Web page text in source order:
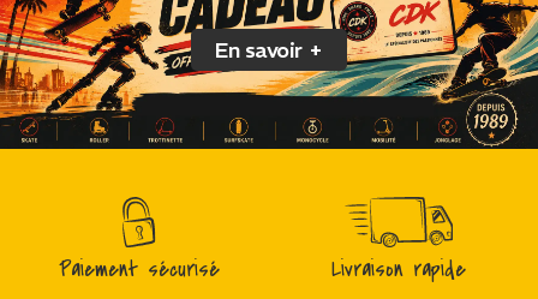
En savoir +
Paiement sécurisé Livraison rapide